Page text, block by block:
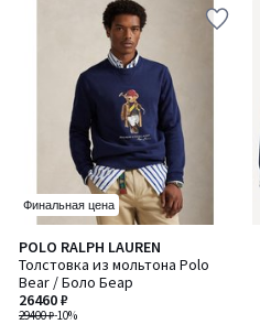
Финальная цена
POLO RALPH LAUREN
Толстовка из мольтона Polo
Bear / Боло Беар
29400 ₽-10%
26460 ₽
5
/
5